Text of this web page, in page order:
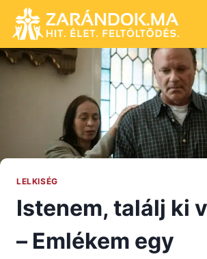
content
LELKISÉG
Istenem, találj ki
– Emlékem egy